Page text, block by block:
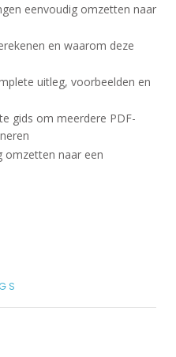
eenvoudig omzetten naar
en waarom deze
uitleg, voorbeelden en
gids om meerdere PDF-
omzetten naar een